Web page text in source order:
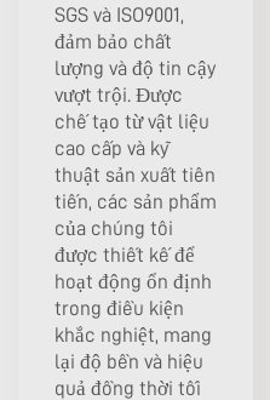
SGS và ISO9001,
đảm bảo chất
lượng và độ tin cậy
vượt trội. Được
chế tạo từ vật liệu
cao cấp và kỹ
thuật sản xuất tiên
tiến, các sản phẩm
của chúng tôi
được thiết kế để
hoạt động ổn định
trong điều kiện
khắc nghiệt, mang
lại độ bền và hiệu
quả đồng thời tối